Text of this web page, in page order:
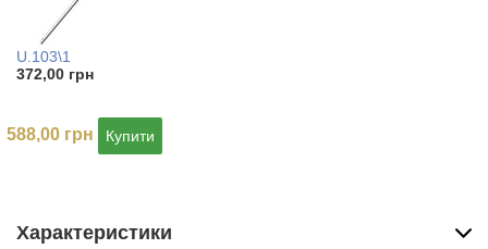
U.103\1
372,00 грн
588,00 грн Купити
Характеристики